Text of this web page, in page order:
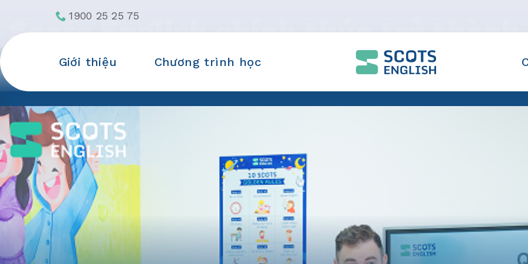
content
1900 25 25 75
Giới thiệu Chương trình học
Scots English chính thức trở
ủy quyền Cambridge English tại